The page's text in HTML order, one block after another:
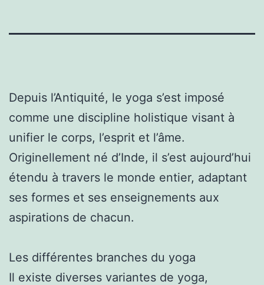
Depuis l’Antiquité, le yoga s’est imposé
comme une discipline holistique visant à
unifier le corps, l’esprit et l’âme.
Originellement né d’Inde, il s’est aujourd’hui
étendu à travers le monde entier, adaptant
ses formes et ses enseignements aux
aspirations de chacun.
Les différentes branches du yoga
Il existe diverses variantes de yoga,